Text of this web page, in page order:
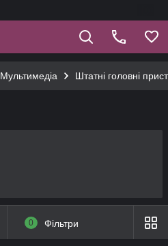
Мультимедіа Штатні головні
0 Фільтри